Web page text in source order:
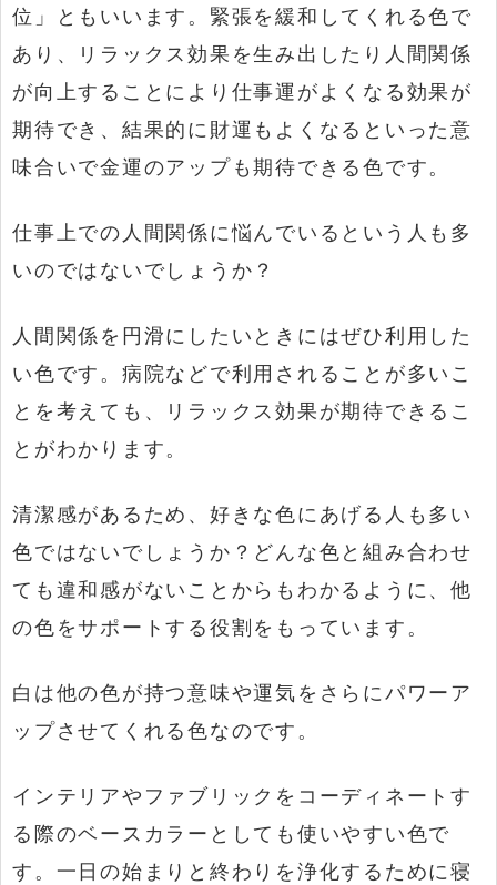
位」ともいいます。緊張を緩和してくれる色で
あり、リラックス効果を生み出したり人間関係
が向上することにより仕事運がよくなる効果が
期待でき、結果的に財運もよくなるといった意
味合いで金運のアップも期待できる色です。
仕事上での人間関係に悩んでいるという人も多
いのではないでしょうか？
人間関係を円滑にしたいときにはぜひ利用した
い色です。病院などで利用されることが多いこ
とを考えても、リラックス効果が期待できるこ
とがわかります。
清潔感があるため、好きな色にあげる人も多い
色ではないでしょうか？どんな色と組み合わせ
ても違和感がないことからもわかるように、他
の色をサポートする役割をもっています。
白は他の色が持つ意味や運気をさらにパワーア
ップさせてくれる色なのです。
インテリアやファブリックをコーディネートす
る際のベースカラーとしても使いやすい色で
す。一日の始まりと終わりを浄化するために寝